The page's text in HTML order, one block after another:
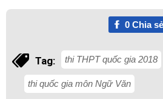
0Chia sẻ
Tag: thi THPT quốc gia 2018
thi quốc gia môn Ngữ Văn